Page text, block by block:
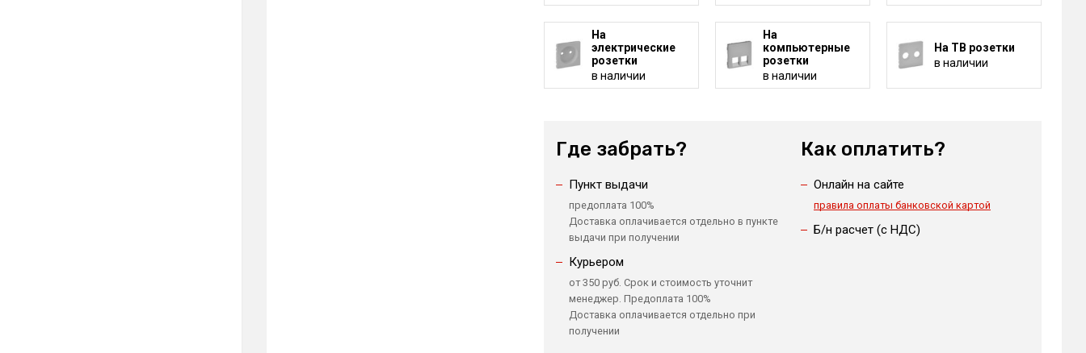
На
электрические
розетки
в наличии
На
компьютерные
розетки
в наличии
На ТВ розетки
в наличии
Где забрать?
Пункт выдачи
предоплата 100%
Доставка оплачивается отдельно в пункте
выдачи при получении
Курьером
от 350 руб. Срок и стоимость уточнит
менеджер. Предоплата 100%
Доставка оплачивается отдельно при
получении
Как оплатить?
Онлайн на сайте
правила оплаты банковской картой
Б/н расчет (c НДС)